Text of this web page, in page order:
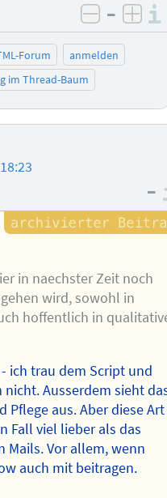
negativ
–
Forum
anmelden
im Thread-Baum
–
in naechster Zeit noch
wird, sowohl in
hoffentlich in
ich trau dem Script und
Ausserdem sieht
Pflege aus. Aber diese Art
Fall viel lieber als das
Mails. Vor allem, wenn
auch mit beitragen.